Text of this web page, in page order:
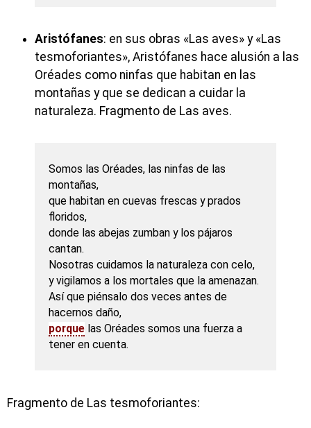
Aristófanes: en sus obras «Las aves» y «Las
tesmoforiantes», Aristófanes hace alusión a las
Oréades como ninfas que habitan en las
montañas y que se dedican a cuidar la
naturaleza. Fragmento de Las aves.
Somos las Oréades, las ninfas de las
montañas,
que habitan en cuevas frescas y prados
floridos,
donde las abejas zumban y los pájaros
cantan.
Nosotras cuidamos la naturaleza con celo,
y vigilamos a los mortales que la amenazan.
Así que piénsalo dos veces antes de
hacernos daño,
porque las Oréades somos una fuerza a
tener en cuenta.
Fragmento de Las tesmoforiantes: